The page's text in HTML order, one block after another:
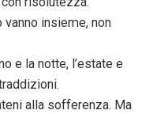
vanno insieme, non
e la notte, l’estate e
alla sofferenza. Ma